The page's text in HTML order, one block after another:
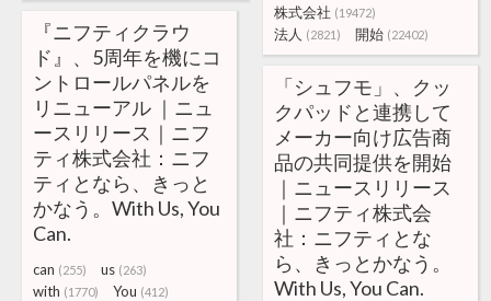
株式会社 (19472)
法人 (2821) 開始 (22402)
『ニフティクラウ
ド』、5周年を機にコ
ントロールパネルを
リニューアル ｜ニュ
ースリリース｜ニフ
ティ株式会社：ニフ
ティとなら、きっと
かなう。With Us, You
Can.
can (255) us (263)
with (1770) You (412)
「シュフモ」、クッ
クパッドと連携して
メーカー向け広告商
品の共同提供を開始
｜ニュースリリース
｜ニフティ株式会
社：ニフティとな
ら、きっとかなう。
With Us, You Can.